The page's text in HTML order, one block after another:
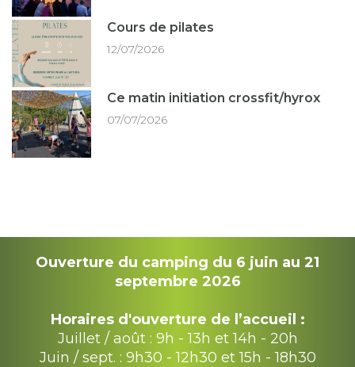
Cours de pilates
12/07/2026
Ce matin initiation crossfit/hyrox
07/07/2026
Ouverture du camping du 6 juin au 21
septembre 2026
Horaires d'ouverture de l’accueil :
Juillet / août : 9h - 13h et 14h - 20h
Juin / sept. : 9h30 - 12h30 et 15h - 18h30